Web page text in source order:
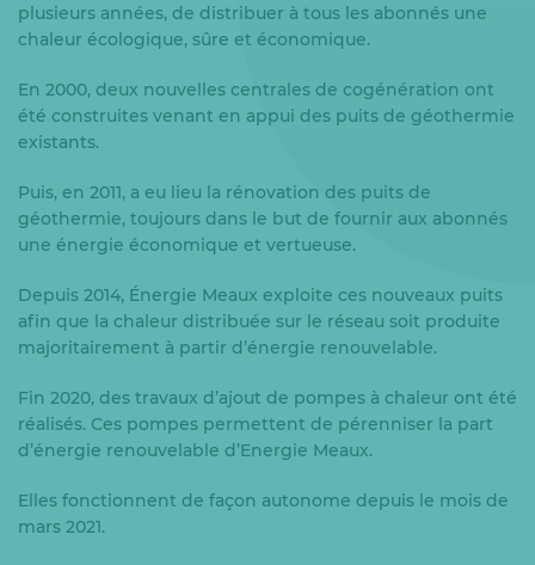
plusieurs années, de distribuer à tous les abonnés une
chaleur écologique, sûre et économique.
En 2000, deux nouvelles centrales de cogénération ont
été construites venant en appui des puits de géothermie
existants.
Puis, en 2011, a eu lieu la rénovation des puits de
géothermie, toujours dans le but de fournir aux abonnés
une énergie économique et vertueuse.
Depuis 2014, Énergie Meaux exploite ces nouveaux puits
afin que la chaleur distribuée sur le réseau soit produite
majoritairement à partir d’énergie renouvelable.
Fin 2020, des travaux d’ajout de pompes à chaleur ont été
réalisés. Ces pompes permettent de pérenniser la part
d’énergie renouvelable d’Energie Meaux.
Elles fonctionnent de façon autonome depuis le mois de
mars 2021.